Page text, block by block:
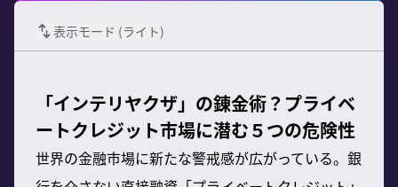
表示モード (ライト)
「インテリヤクザ」の錬金術？プライベ
ートクレジット市場に潜む５つの危険性
世界の金融市場に新たな警戒感が広がっている。銀